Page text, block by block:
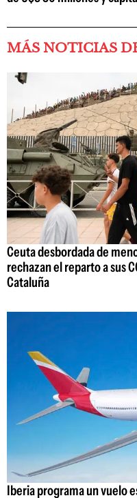
MÁS NOTICIAS
Ceuta desbordada de
rechazan el reparto a sus
Cataluña
Iberia programa un vuelo